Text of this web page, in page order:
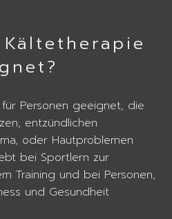
Personen geeignet, die
entzündlichen
oder Hautproblemen
bei Sportlern zur
Training und bei Personen,
und Gesundheit